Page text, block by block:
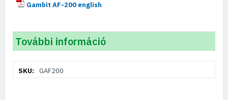
Gambit AF-200 english
További információ
információGAF200